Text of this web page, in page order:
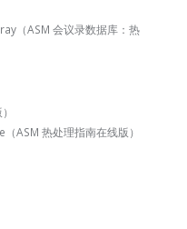
（ASM 会议录数据库：热
ASM 热处理指南在线版）